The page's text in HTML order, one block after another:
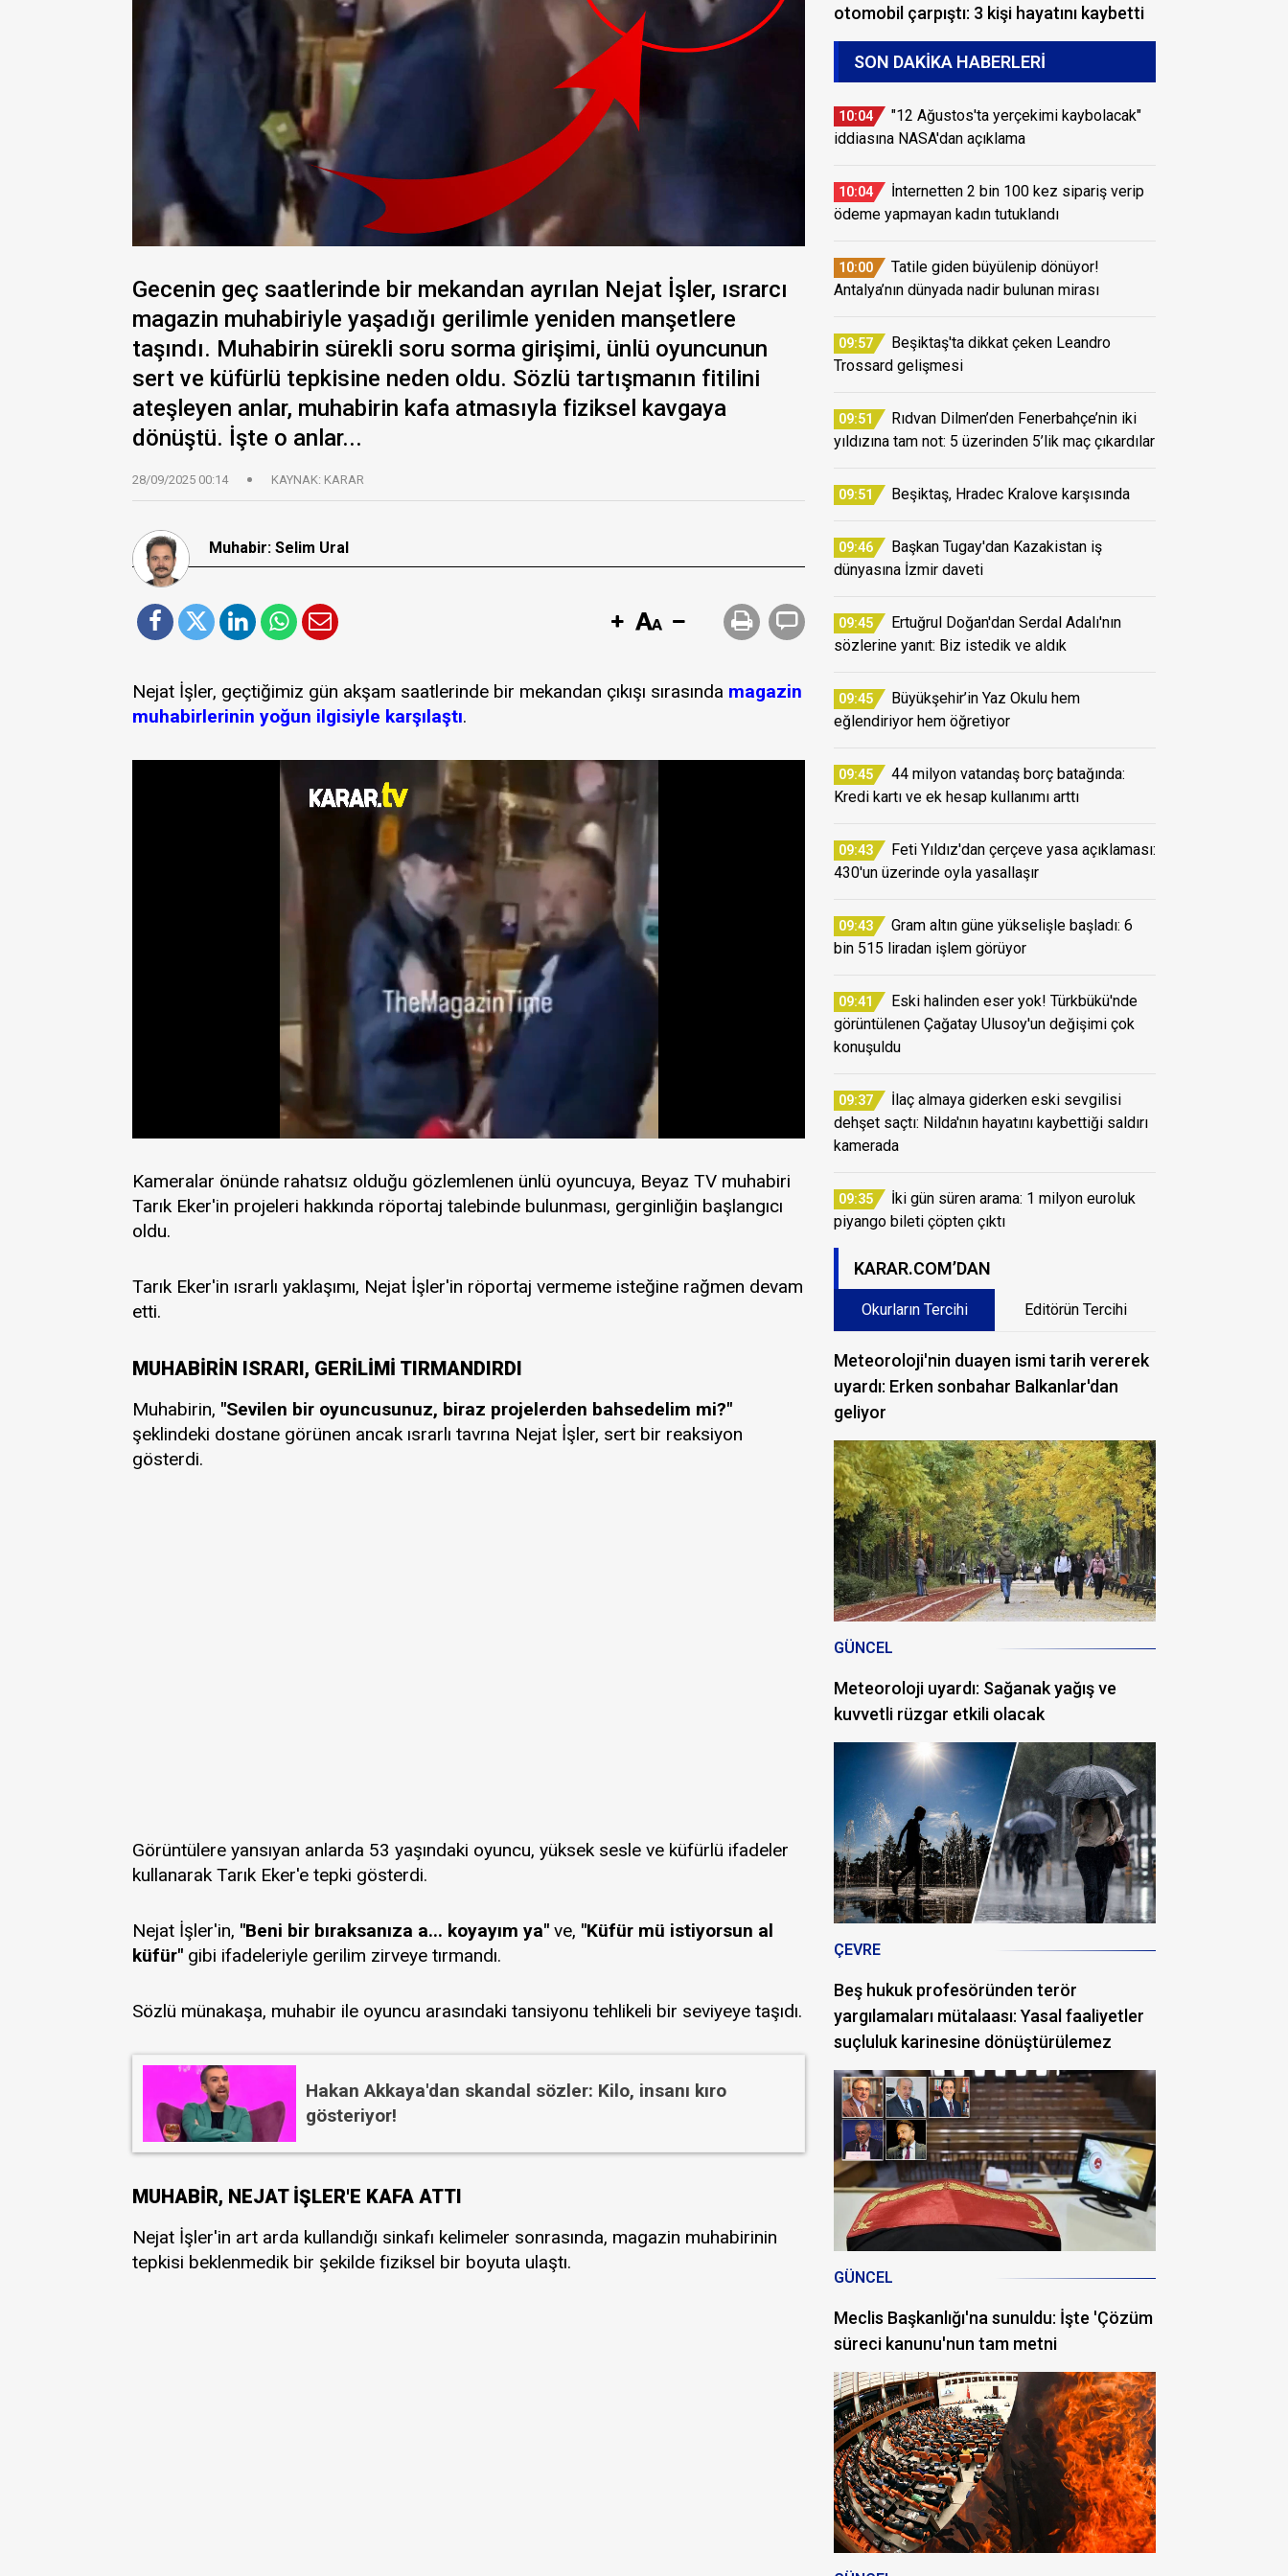
Gecenin geç saatlerinde bir mekandan ayrılan Nejat İşler, ısrarcı
magazin muhabiriyle yaşadığı gerilimle yeniden manşetlere
taşındı. Muhabirin sürekli soru sorma girişimi, ünlü oyuncunun
sert ve küfürlü tepkisine neden oldu. Sözlü tartışmanın fitilini
ateşleyen anlar, muhabirin kafa atmasıyla fiziksel kavgaya
dönüştü. İşte o anlar...
28/09/2025 00:14 KAYNAK: KARAR
Muhabir: Selim Ural
Nejat İşler, geçtiğimiz gün akşam saatlerinde bir mekandan çıkışı sırasında magazin
muhabirlerinin yoğun ilgisiyle karşılaştı.
Kameralar önünde rahatsız olduğu gözlemlenen ünlü oyuncuya, Beyaz TV muhabiri
Tarık Eker'in projeleri hakkında röportaj talebinde bulunması, gerginliğin başlangıcı
oldu.
Tarık Eker'in ısrarlı yaklaşımı, Nejat İşler'in röportaj vermeme isteğine rağmen devam
etti.
MUHABİRİN ISRARI, GERİLİMİ TIRMANDIRDI
Muhabirin, "Sevilen bir oyuncusunuz, biraz projelerden bahsedelim mi?"
şeklindeki dostane görünen ancak ısrarlı tavrına Nejat İşler, sert bir reaksiyon
gösterdi.
Görüntülere yansıyan anlarda 53 yaşındaki oyuncu, yüksek sesle ve küfürlü ifadeler
kullanarak Tarık Eker'e tepki gösterdi.
Nejat İşler'in, "Beni bir bıraksanıza a... koyayım ya" ve, "Küfür mü istiyorsun al
küfür" gibi ifadeleriyle gerilim zirveye tırmandı.
Sözlü münakaşa, muhabir ile oyuncu arasındaki tansiyonu tehlikeli bir seviyeye taşıdı.
Hakan Akkaya'dan skandal sözler: Kilo, insanı kıro
gösteriyor!
MUHABİR, NEJAT İŞLER'E KAFA ATTI
Nejat İşler'in art arda kullandığı sinkafı kelimeler sonrasında, magazin muhabirinin
tepkisi beklenmedik bir şekilde fiziksel bir boyuta ulaştı.
otomobil çarpıştı: 3 kişi hayatını kaybetti
SON DAKIKA HABERLERI
10:04
"12 Ağustos'ta yerçekimi kaybolacak"
iddiasına NASA'dan açıklama
10:04
İnternetten 2 bin 100 kez sipariş verip
ödeme yapmayan kadın tutuklandı
10:00
Tatile giden büyülenip dönüyor!
Antalya’nın dünyada nadir bulunan mirası
09:57
Beşiktaş'ta dikkat çeken Leandro
Trossard gelişmesi
09:51
Rıdvan Dilmen’den Fenerbahçe’nin iki
yıldızına tam not: 5 üzerinden 5’lik maç çıkardılar
09:51 Beşiktaş, Hradec Kralove karşısında
09:46
Başkan Tugay'dan Kazakistan iş
dünyasına İzmir daveti
09:45
Ertuğrul Doğan'dan Serdal Adalı'nın
sözlerine yanıt: Biz istedik ve aldık
09:45
Büyükşehir’in Yaz Okulu hem
eğlendiriyor hem öğretiyor
09:45
44 milyon vatandaş borç batağında:
Kredi kartı ve ek hesap kullanımı arttı
09:43
Feti Yıldız'dan çerçeve yasa açıklaması:
430'un üzerinde oyla yasallaşır
09:43
Gram altın güne yükselişle başladı: 6
bin 515 liradan işlem görüyor
09:41
Eski halinden eser yok! Türkbükü'nde
görüntülenen Çağatay Ulusoy'un değişimi çok
konuşuldu
09:37
İlaç almaya giderken eski sevgilisi
dehşet saçtı: Nilda'nın hayatını kaybettiği saldırı
kamerada
09:35
İki gün süren arama: 1 milyon euroluk
piyango bileti çöpten çıktı
KARAR.COM’DAN
Okurların Tercihi Editörün Tercihi
Meteoroloji'nin duayen ismi tarih vererek
uyardı: Erken sonbahar Balkanlar'dan
geliyor
GÜNCEL
Meteoroloji uyardı: Sağanak yağış ve
kuvvetli rüzgar etkili olacak
ÇEVRE
Beş hukuk profesöründen terör
yargılamaları mütalaası: Yasal faaliyetler
suçluluk karinesine dönüştürülemez
GÜNCEL
Meclis Başkanlığı'na sunuldu: İşte 'Çözüm
süreci kanunu'nun tam metni